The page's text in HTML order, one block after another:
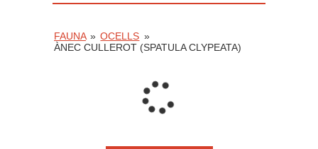
FAUNA » OCELLS »
ÀNEC CULLEROT (SPATULA CLYPEATA)